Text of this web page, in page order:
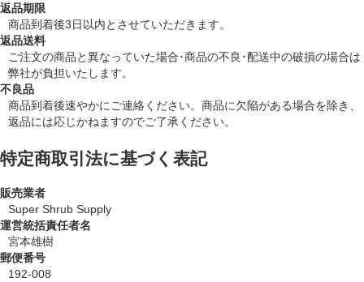
返品期限
商品到着後3日以内とさせていただきます。
返品送料
ご注文の商品と異なっていた場合･商品の不良･配送中の破損の場合は
弊社が負担いたします。
不良品
商品到着後速やかにご連絡ください。商品に欠陥がある場合を除き、
返品には応じかねますのでご了承ください。
特定商取引法に基づく表記
販売業者
Super Shrub Supply
運営統括責任者名
宮本雄樹
郵便番号
192-008